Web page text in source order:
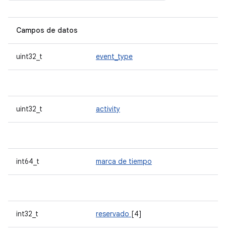
Campos de datos
uint32_t event_type
uint32_t activity
int64_t marca de tiempo
int32_t reservado [4]